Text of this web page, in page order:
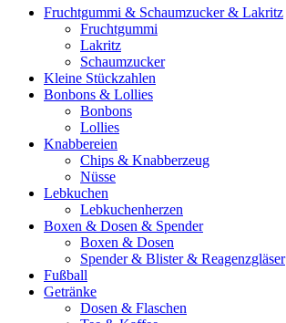
Fruchtgummi & Schaumzucker & Lakritz
Fruchtgummi
Lakritz
Schaumzucker
Kleine Stückzahlen
Bonbons & Lollies
Bonbons
Lollies
Knabbereien
Chips & Knabberzeug
Nüsse
Lebkuchen
Lebkuchenherzen
Boxen & Dosen & Spender
Boxen & Dosen
Spender & Blister & Reagenzgläser
Fußball
Getränke
Dosen & Flaschen